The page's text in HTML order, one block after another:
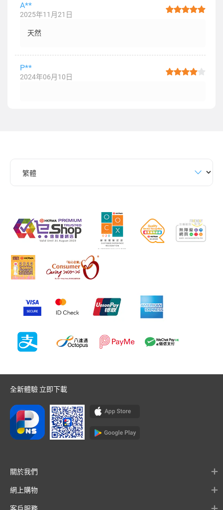
A**
2025年11月21日
天然
P**
2024年06月10日
全新體驗 立即下載
關於我們
網上購物